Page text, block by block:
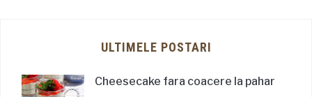
ULTIMELE POSTARI
Cheesecake fara coacere la pahar